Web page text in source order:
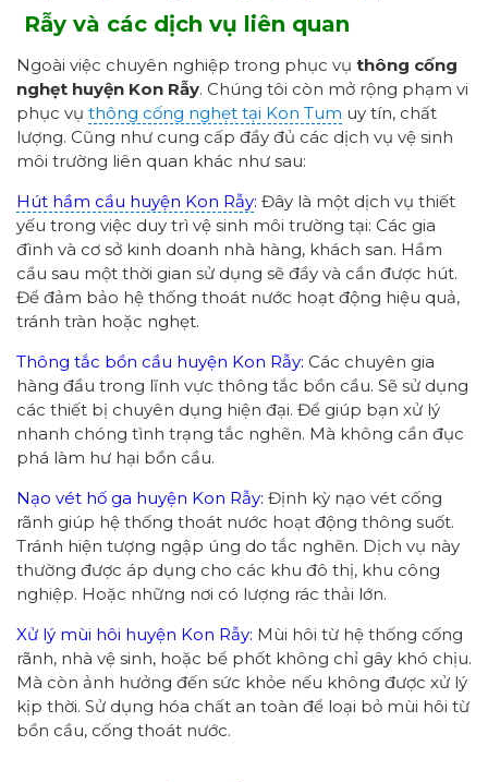
Rẫy và các dịch vụ liên quan
Ngoài việc chuyên nghiệp trong phục vụ thông cống
nghẹt huyện Kon Rẫy. Chúng tôi còn mở rộng phạm vi
phục vụ thông cống nghẹt tại Kon Tum uy tín, chất
lượng. Cũng như cung cấp đầy đủ các dịch vụ vệ sinh
môi trường liên quan khác như sau:
Hút hầm cầu huyện Kon Rẫy: Đây là một dịch vụ thiết
yếu trong việc duy trì vệ sinh môi trường tại: Các gia
đình và cơ sở kinh doanh nhà hàng, khách san. Hầm
cầu sau một thời gian sử dụng sẽ đầy và cần được hút.
Để đảm bảo hệ thống thoát nước hoạt động hiệu quả,
tránh tràn hoặc nghẹt.
Thông tắc bồn cầu huyện Kon Rẫy: Các chuyên gia
hàng đầu trong lĩnh vực thông tắc bồn cầu. Sẽ sử dụng
các thiết bị chuyên dụng hiện đại. Để giúp bạn xử lý
nhanh chóng tình trạng tắc nghẽn. Mà không cần đục
phá làm hư hại bồn cầu.
Nạo vét hố ga huyện Kon Rẫy: Định kỳ nạo vét cống
rãnh giúp hệ thống thoát nước hoạt động thông suốt.
Tránh hiện tượng ngập úng do tắc nghẽn. Dịch vụ này
thường được áp dụng cho các khu đô thị, khu công
nghiệp. Hoặc những nơi có lượng rác thải lớn.
Xử lý mùi hôi huyện Kon Rẫy: Mùi hôi từ hệ thống cống
rãnh, nhà vệ sinh, hoặc bể phốt không chỉ gây khó chịu.
Mà còn ảnh hưởng đến sức khỏe nếu không được xử lý
kịp thời. Sử dụng hóa chất an toàn để loại bỏ mùi hôi từ
bồn cầu, cống thoát nước.